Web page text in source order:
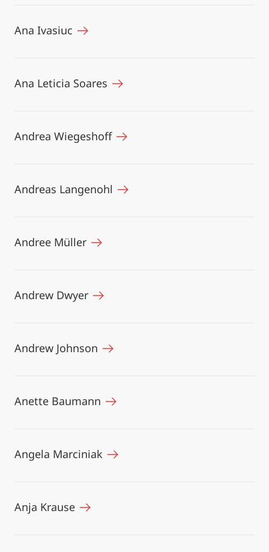
Ana Ivasiuc
Ana Leticia Soares
Andrea Wiegeshoff
Andreas Langenohl
Andree Müller
Andrew Dwyer
Andrew Johnson
Anette Baumann
Angela Marciniak
Anja Krause